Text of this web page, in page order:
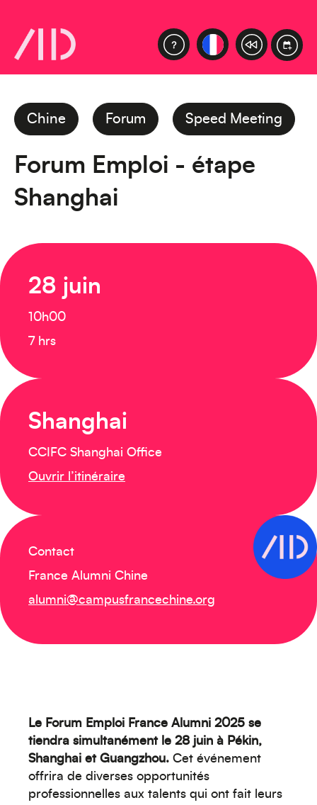
Chine Forum Speed Meeting
Forum Emploi - étape
Shanghai
28 juin
10h00
7 hrs
Shanghai
CCIFC Shanghai Office
Ouvrir l’itinéraire
Contact
France Alumni Chine
alumni@campusfrancechine.org
Le Forum Emploi France Alumni 2025 se
tiendra simultanément le 28 juin à Pékin,
Shanghai et Guangzhou. Cet événement
offrira de diverses opportunités
professionnelles aux talents qui ont fait leurs